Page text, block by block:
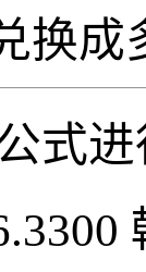
换成
式